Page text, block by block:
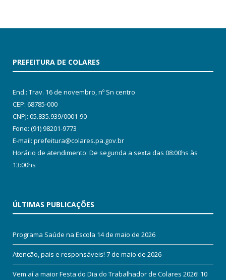
PREFEITURA DE COLARES
End.: Trav. 16 de novembro, nº Sn centro
CEP: 68785-000
CNPJ: 05.835.939/0001-90
Fone: (91) 98201-9773
E-mail: prefeitura@colares.pa.gov.br
Horário de atendimento: De segunda a sexta das 08:00hs às
13:00hs
ÚLTIMAS PUBLICAÇÕES
Programa Saúde na Escola 14 de maio de 2026
Atenção, pais e responsáveis! 7 de maio de 2026
Vem aí a maior Festa do Dia do Trabalhador de Colares 2026! 10